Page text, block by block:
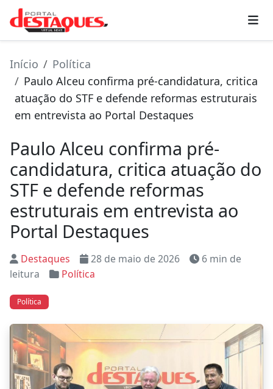
Início
Política
Paulo Alceu confirma pré-candidatura, critica
atuação do STF e defende reformas estruturais
em entrevista ao Portal Destaques
Paulo Alceu confirma pré-
candidatura, critica atuação do
STF e defende reformas
estruturais em entrevista ao
Portal Destaques
Destaques 28 de maio de 2026
6 min de
leitura
Política
Política